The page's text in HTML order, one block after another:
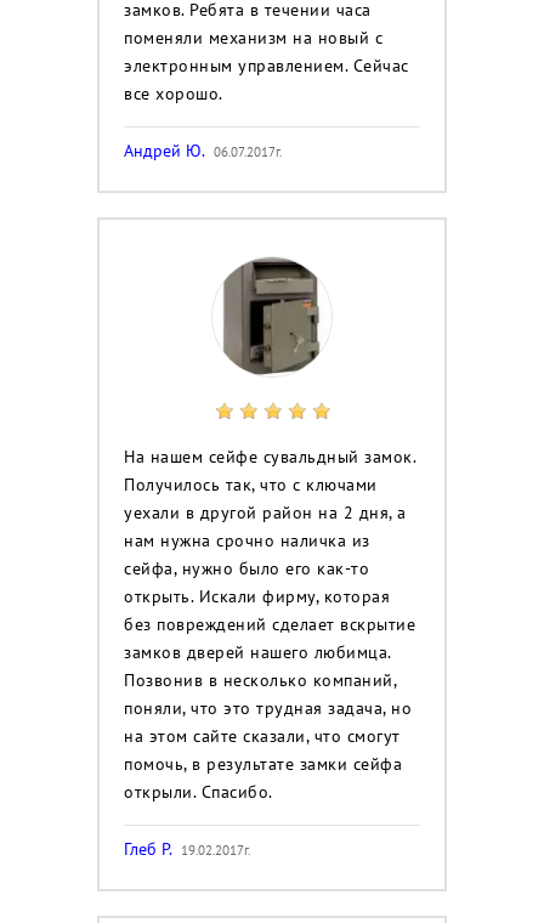
замков. Ребята в течении часа
поменяли механизм на новый с
электронным управлением. Сейчас
все хорошо.
Андрей Ю. 06.07.2017г.
На нашем сейфе сувальдный замок.
Получилось так, что с ключами
уехали в другой район на 2 дня, а
нам нужна срочно наличка из
сейфа, нужно было его как-то
открыть. Искали фирму, которая
без повреждений сделает вскрытие
замков дверей нашего любимца.
Позвонив в несколько компаний,
поняли, что это трудная задача, но
на этом сайте сказали, что смогут
помочь, в результате замки сейфа
открыли. Спасибо.
Глеб Р. 19.02.2017г.